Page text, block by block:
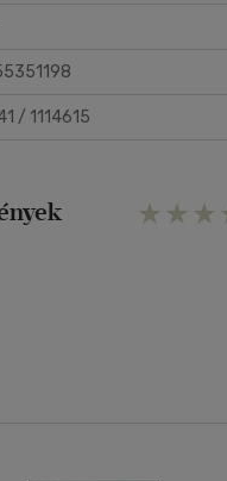
/ 1114615